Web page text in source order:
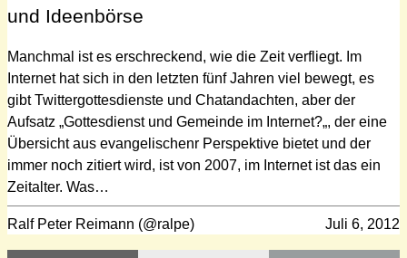
und Ideenbörse
Manchmal ist es erschreckend, wie die Zeit verfliegt. Im
Internet hat sich in den letzten fünf Jahren viel bewegt, es
gibt Twittergottesdienste und Chatandachten, aber der
Aufsatz „Gottesdienst und Gemeinde im Internet?„, der eine
Übersicht aus evangelischenr Perspektive bietet und der
immer noch zitiert wird, ist von 2007, im Internet ist das ein
Zeitalter. Was…
Ralf Peter Reimann (@ralpe) Juli 6, 2012